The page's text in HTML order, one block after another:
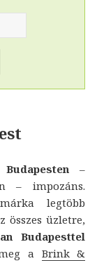
–
– impozáns.
legtöbb
összes üzletre,
Budapesttel
a Brink &